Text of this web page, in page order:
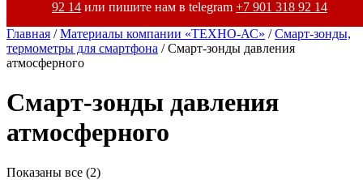
92 14 или пишите нам в telegram +7 901 318 92 14
Главная /Материалы компании «ТЕХНО-АС» /Смарт-зонды,
термометры для смартфона / Смарт-зонды давления
атмосферного
Смарт-зонды давления
атмосферного
Показаны все (2)